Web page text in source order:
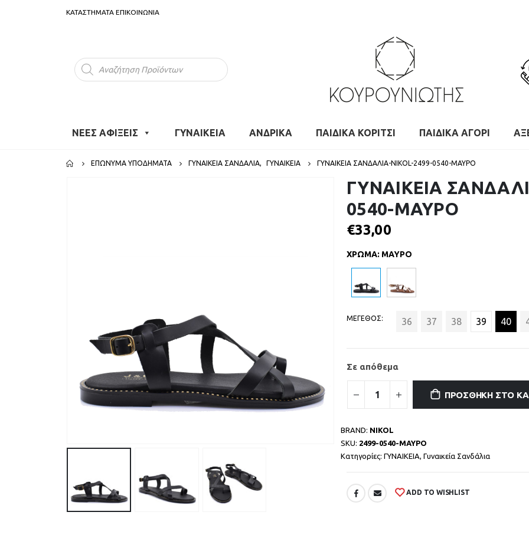
ΚΑΤΑΣΤΗΜΑΤΑ ΕΠΙΚΟΙΝΩΝΙΑ
Products
search
ΝΕΕΣ ΑΦΙΞΕΙΣ ΓΥΝΑΙΚΕΙΑ ΑΝΔΡΙΚΑ ΠΑΙΔΙΚΑ ΚΟΡΙΤΣΙ ΠΑΙΔΙΚΑ ΑΓΟΡΙ
ΕΠΏΝΥΜΑ ΥΠΟΔΉΜΑΤΑ ΓΥΝΑΙΚΕΊΑ ΣΑΝΔΆΛΙΑ, ΓΥΝΑΙΚΕΙΑ ΓΥΝΑΙΚΕΙΑ ΣΑΝΔΑΛΙΑ-NIKOL-2499-0540-ΜΑΥΡΟ
ΓΥΝΑΙΚΕΙΑ
0540-ΜΑΥΡΟ
€33,00
ΧΡΩΜΑ: ΜΑΥΡΟ
ΜΕΓΕΘΟΣ 36 37 38 39 40
Σε απόθεμα
ΠΡΟΣΘΉΚΗ ΣΤΟ
BRAND: NIKOL
SKU: 2499-0540-ΜΑΥΡΟ
Κατηγορίες: ΓΥΝΑΙΚΕΙΑ, Γυναικεία Σανδάλια
ADD TO WISHLIST